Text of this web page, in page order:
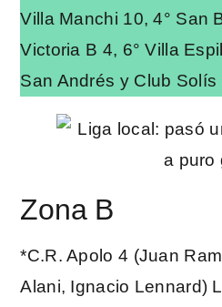
Villa Manchi 10, 4° San
Victoria B 4, 6° Villa
San Andrés y Club Solís
Zona B
*C.R. Apolo 4 (Juan
Alani, Ignacio Lennard)